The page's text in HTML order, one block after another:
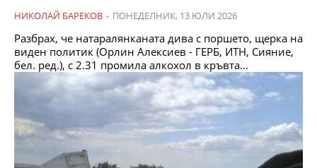
НИКОЛАЙ БАРЕКОВ - ПОНЕДЕЛНИК, 13 ЮЛИ 2026
Разбрах, че натаралянканата дива с поршето, щерка на
виден политик (Орлин Алексиев - ГЕРБ, ИТН, Сияние,
бел. ред.), с 2.31 промила алкохол в кръвта...